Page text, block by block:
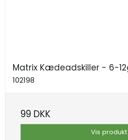
Matrix Kædeadskiller - 6-
102198
99 DKK
Vis produkt